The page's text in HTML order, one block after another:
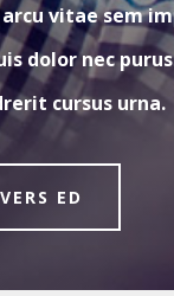
vitae sem
dolor nec
cursus urna.
ED